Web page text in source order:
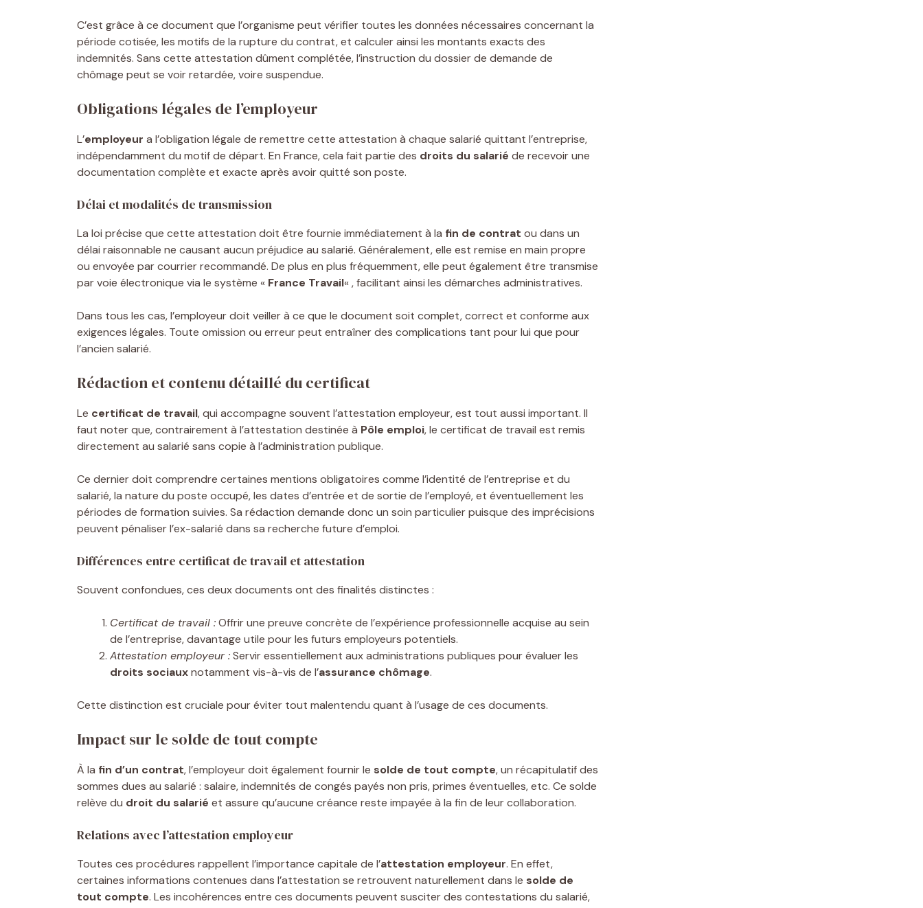
C’est grâce à ce document que l’organisme peut vérifier toutes les données nécessaires concernant la
période cotisée, les motifs de la rupture du contrat, et calculer ainsi les montants exacts des
indemnités. Sans cette attestation dûment complétée, l’instruction du dossier de demande de
chômage peut se voir retardée, voire suspendue.
Obligations légales de l’employeur
L’employeur a l’obligation légale de remettre cette attestation à chaque salarié quittant l’entreprise,
indépendamment du motif de départ. En France, cela fait partie des droits du salarié de recevoir une
documentation complète et exacte après avoir quitté son poste.
Délai et modalités de transmission
La loi précise que cette attestation doit être fournie immédiatement à la fin de contrat ou dans un
délai raisonnable ne causant aucun préjudice au salarié. Généralement, elle est remise en main propre
ou envoyée par courrier recommandé. De plus en plus fréquemment, elle peut également être transmise
par voie électronique via le système « France Travail« , facilitant ainsi les démarches administratives.
Dans tous les cas, l’employeur doit veiller à ce que le document soit complet, correct et conforme aux
exigences légales. Toute omission ou erreur peut entraîner des complications tant pour lui que pour
l’ancien salarié.
Rédaction et contenu détaillé du certificat
Le certificat de travail, qui accompagne souvent l’attestation employeur, est tout aussi important. Il
faut noter que, contrairement à l’attestation destinée à Pôle emploi, le certificat de travail est remis
directement au salarié sans copie à l’administration publique.
Ce dernier doit comprendre certaines mentions obligatoires comme l’identité de l’entreprise et du
salarié, la nature du poste occupé, les dates d’entrée et de sortie de l’employé, et éventuellement les
périodes de formation suivies. Sa rédaction demande donc un soin particulier puisque des imprécisions
peuvent pénaliser l’ex-salarié dans sa recherche future d’emploi.
Différences entre certificat de travail et attestation
Souvent confondues, ces deux documents ont des finalités distinctes :
Certificat de travail :Offrir une preuve concrète de l’expérience professionnelle acquise au sein
de l’entreprise, davantage utile pour les futurs employeurs potentiels.
Attestation employeur :Servir essentiellement aux administrations publiques pour évaluer les
droits sociauxnotamment vis-à-vis de l’assurance chômage.
Cette distinction est cruciale pour éviter tout malentendu quant à l’usage de ces documents.
Impact sur le solde de tout compte
À la fin d’un contrat, l’employeur doit également fournir le solde de tout compte, un récapitulatif des
sommes dues au salarié : salaire, indemnités de congés payés non pris, primes éventuelles, etc. Ce solde
relève du droit du salarié et assure qu’aucune créance reste impayée à la fin de leur collaboration.
Relations avec l’attestation employeur
Toutes ces procédures rappellent l’importance capitale de l’attestation employeur. En effet,
certaines informations contenues dans l’attestation se retrouvent naturellement dans le solde de
tout compte. Les incohérences entre ces documents peuvent susciter des contestations du salarié,